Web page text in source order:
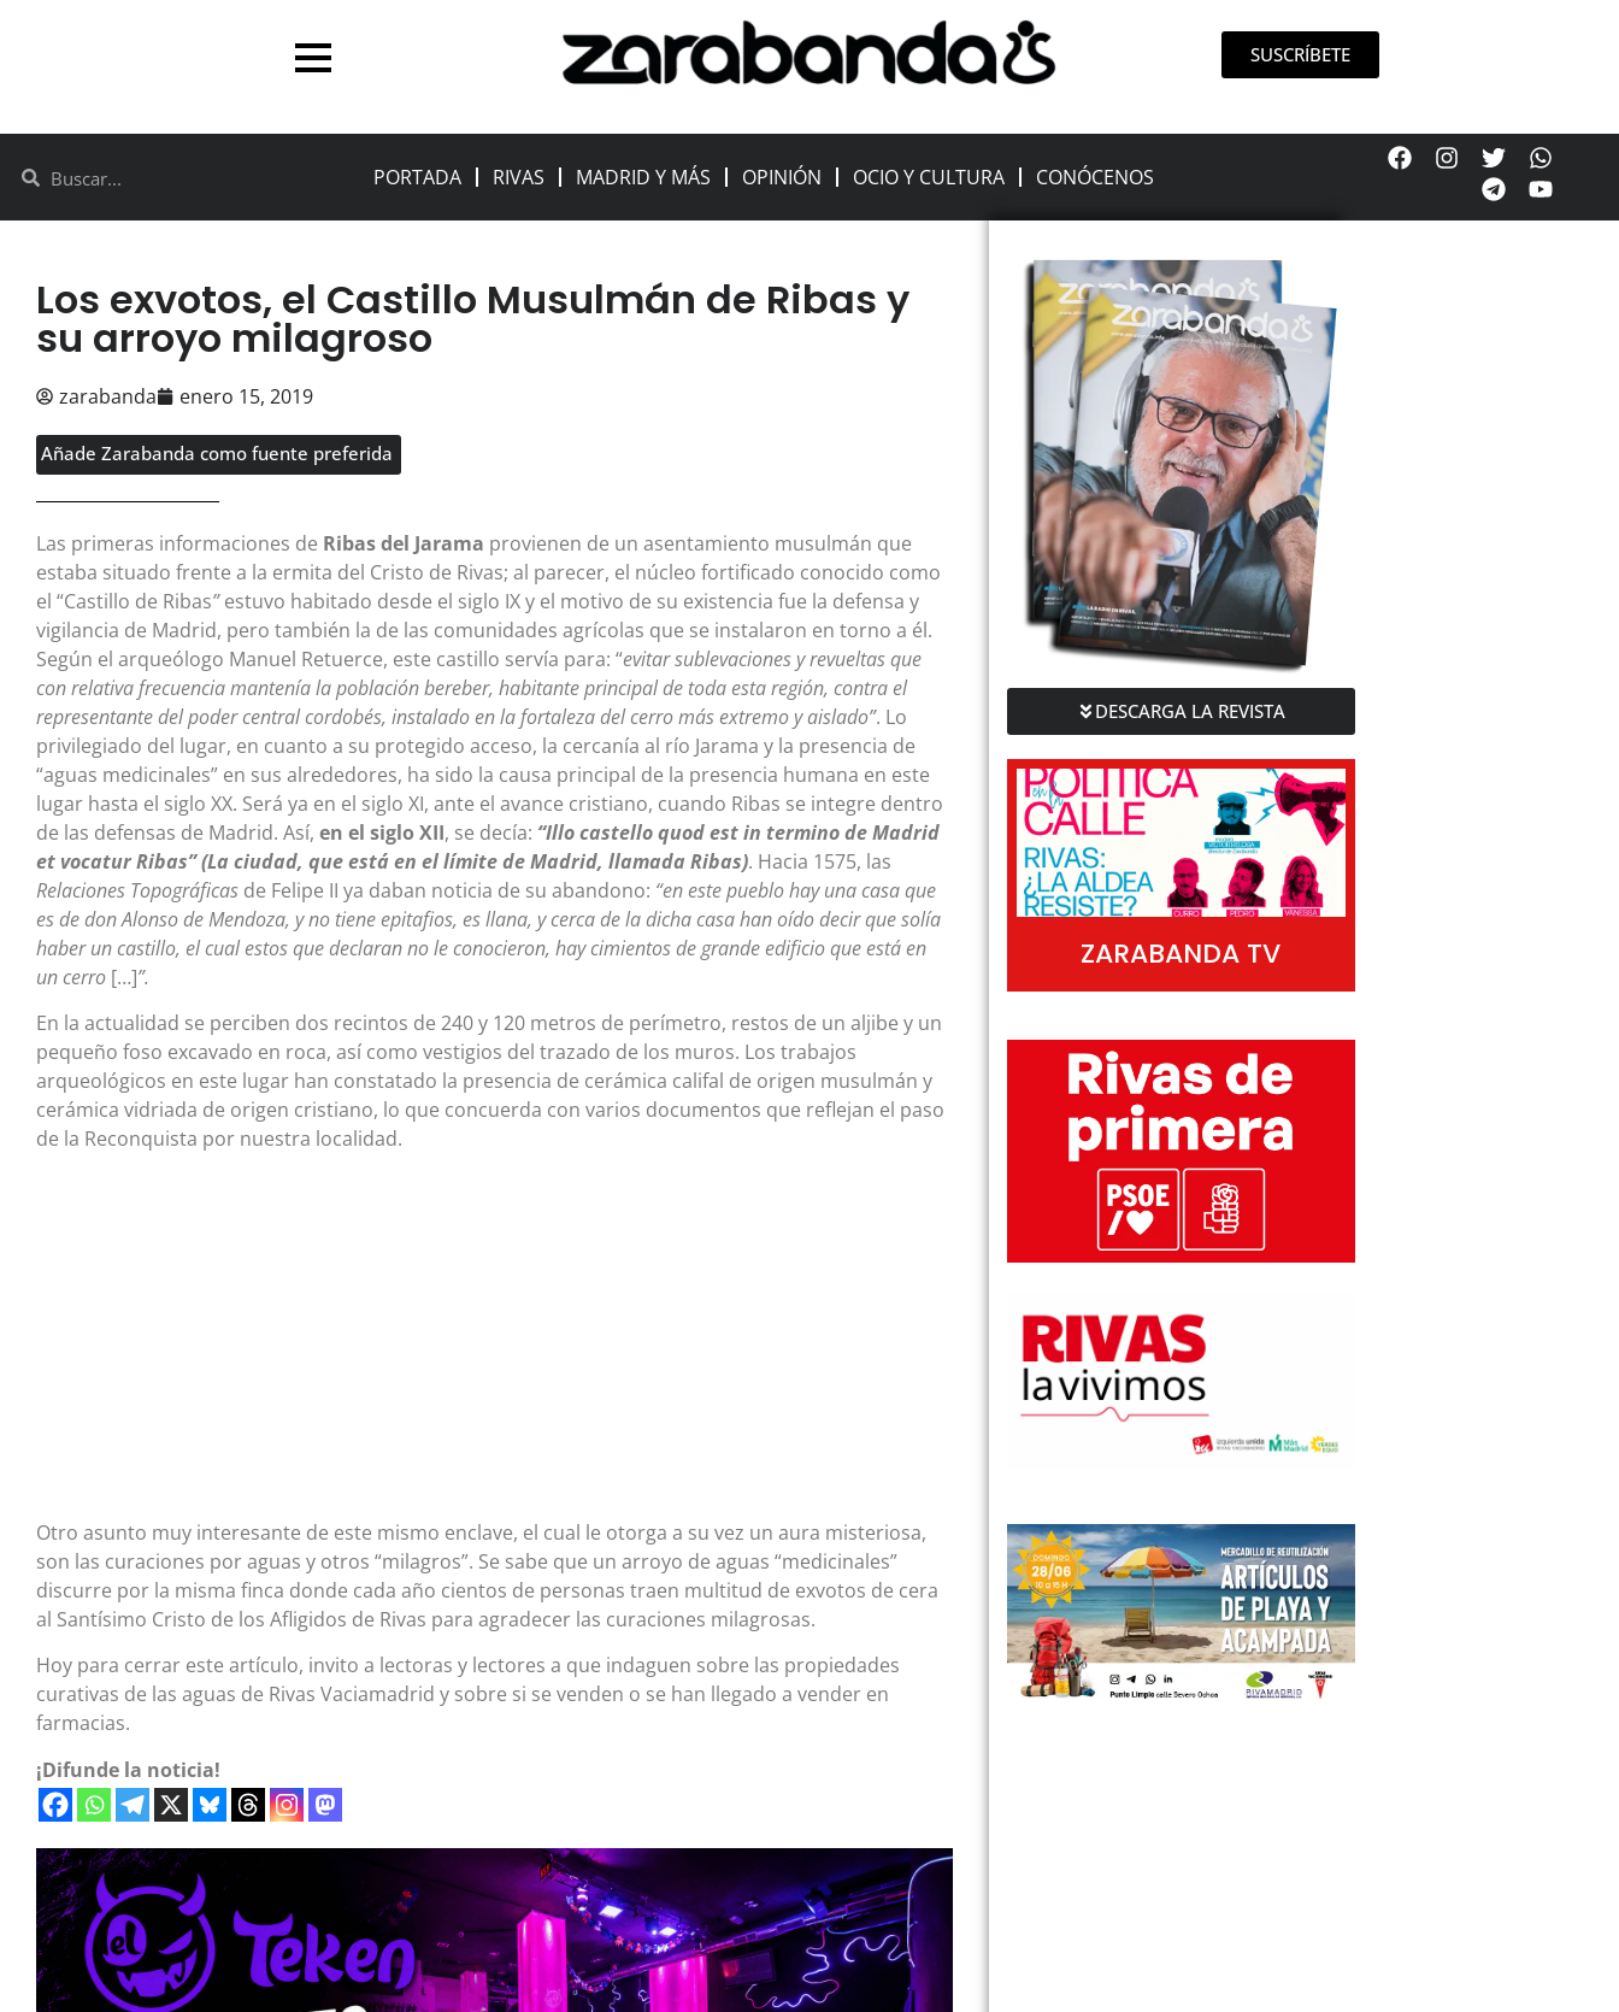
SUSCRÍBETE
PORTADA RIVAS MADRID Y MÁS OPINIÓN OCIO Y CULTURA CONÓCENOS
Los exvotos, el Castillo Musulmán de Ribas y
su arroyo milagroso
zarabanda enero 15, 2019
Añade Zarabanda como fuente preferida
Las primeras informaciones de Ribas del Jarama provienen de un asentamiento musulmán que
estaba situado frente a la ermita del Cristo de Rivas; al parecer, el núcleo fortificado conocido como
el “Castillo de Ribas”estuvo habitado desde el siglo IX y el motivo de su existencia fue la defensa y
vigilancia de Madrid, pero también la de las comunidades agrícolas que se instalaron en torno a él.
Según el arqueólogo Manuel Retuerce, este castillo servía para: “evitarsublevaciones y revueltas que
con relativa frecuencia mantenía la población bereber, habitante principal de toda esta región, contra el
representante del poder central cordobés, instalado en la fortaleza del cerro más extremo y aislado”. Lo
privilegiado del lugar, en cuanto a su protegido acceso, la cercanía al río Jarama y la presencia de
“aguas medicinales” en sus alrededores, ha sido la causa principal de la presencia humana en este
lugar hasta el siglo XX. Será ya en el siglo XI, ante el avance cristiano, cuando Ribas se integre dentro
de las defensas de Madrid. Así, en el siglo XII, se decía: “Illo castello quod est in termino de Madrid
et vocatur Ribas” (La ciudad, que está en el límite de Madrid, llamada Ribas). Hacia 1575, las
Relaciones Topográficas de Felipe II ya daban noticia de su abandono: “en este pueblo hay una casa que
es de don Alonso de Mendoza, y no tiene epitafios, es llana, y cerca de la dicha casa han oído decir que solía
haber un castillo, el cual estos que declaran no le conocieron, hay cimientos de grande edificio que está en
un cerro […]”.
En la actualidad se perciben dos recintos de 240 y 120 metros de perímetro, restos de un aljibe y un
pequeño foso excavado en roca, así como vestigios del trazado de los muros. Los trabajos
arqueológicos en este lugar han constatado la presencia de cerámica califal de origen musulmán y
cerámica vidriada de origen cristiano, lo que concuerda con varios documentos que reflejan el paso
de la Reconquista por nuestra localidad.
Otro asunto muy interesante de este mismo enclave, el cual le otorga a su vez un aura misteriosa,
son las curaciones por aguas y otros “milagros”. Se sabe que un arroyo de aguas “medicinales”
discurre por la misma finca donde cada año cientos de personas traen multitud de exvotos de cera
al Santísimo Cristo de los Afligidos de Rivas para agradecer las curaciones milagrosas.
Hoy para cerrar este artículo, invito a lectoras y lectores a que indaguen sobre las propiedades
curativas de las aguas de Rivas Vaciamadrid y sobre si se venden o se han llegado a vender en
farmacias.
¡Difunde la noticia!
DESCARGA LA REVISTA
ZARABANDA TV